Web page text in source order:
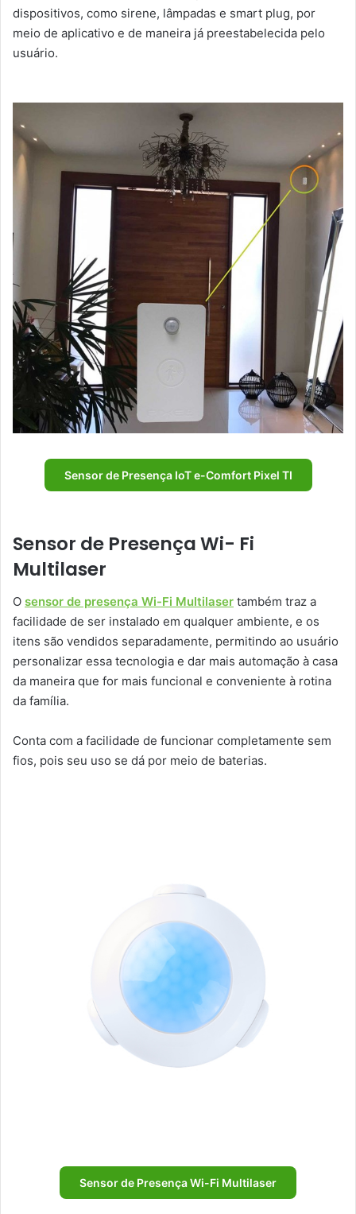
dispositivos, como sirene, lâmpadas e smart plug, por
meio de aplicativo e de maneira já preestabelecida pelo
usuário.
Sensor de Presença IoT e-Comfort Pixel TI
Sensor de Presença Wi- Fi
Multilaser
O sensor de presença Wi-Fi Multilaser também traz a
facilidade de ser instalado em qualquer ambiente, e os
itens são vendidos separadamente, permitindo ao usuário
personalizar essa tecnologia e dar mais automação à casa
da maneira que for mais funcional e conveniente à rotina
da família.
Conta com a facilidade de funcionar completamente sem
fios, pois seu uso se dá por meio de baterias.
Sensor de Presença Wi-Fi Multilaser